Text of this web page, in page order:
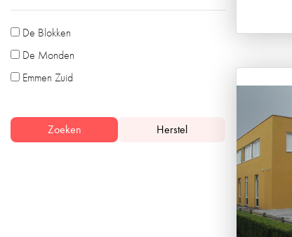
De Blokken
De Monden
Emmen Zuid
Zoeken Herstel